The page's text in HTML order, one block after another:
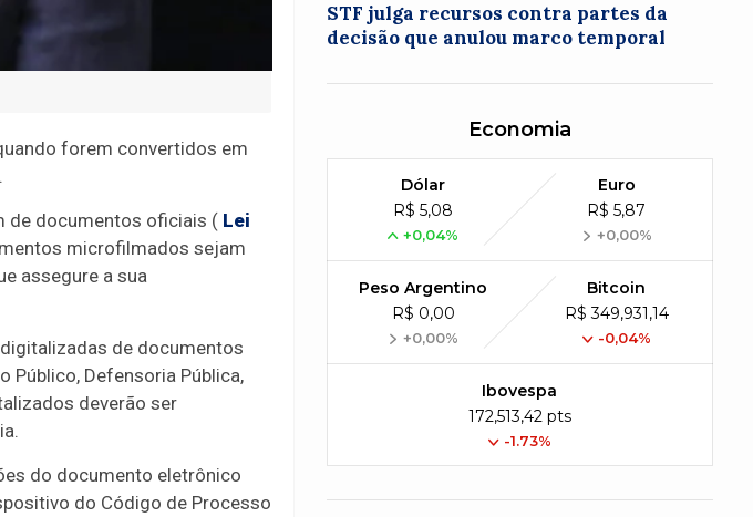
forem convertidos em
de documentos oficiais ( Lei
microfilmados sejam
assegure a sua
de documentos
Defensoria Pública,
deverão ser
do documento eletrônico
do Código de Processo
STF julga recursos contra partes da
decisão que anulou marco temporal
Economia
Dólar
R$ 5,08
+0,04%
Euro
R$ 5,87
+0,00%
Peso Argentino
R$ 0,00
+0,00%
Bitcoin
R$ 349,931,14
-0,04%
Ibovespa
172,513,42 pts
-1.73%